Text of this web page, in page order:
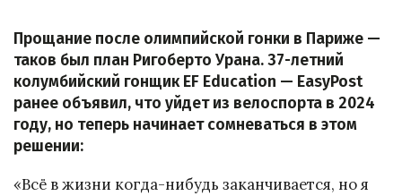
Прощание после олимпийской гонки в Париже —
таков был план Ригоберто Урана. 37-летний
колумбийский гонщик EF Education — EasyPost
ранее объявил, что уйдет из велоспорта в 2024
году, но теперь начинает сомневаться в этом
решении:
«Всё в жизни когда-нибудь заканчивается, но я